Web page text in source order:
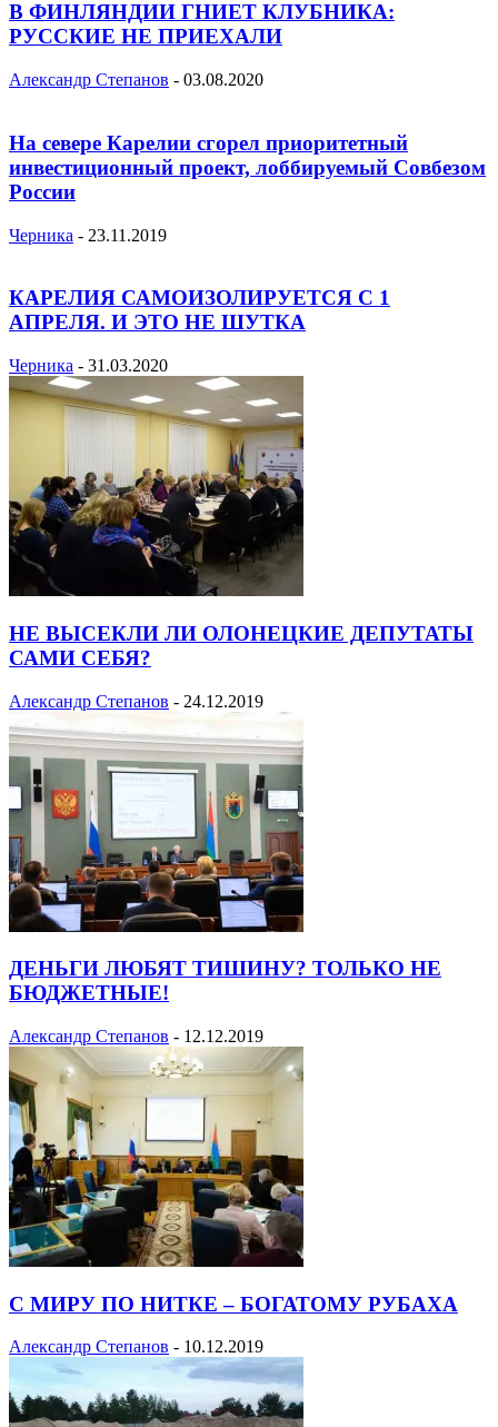
В ФИНЛЯНДИИ ГНИЕТ КЛУБНИКА:
РУССКИЕ НЕ ПРИЕХАЛИ
Александр Степанов - 03.08.2020
На севере Карелии сгорел приоритетный
инвестиционный проект, лоббируемый Совбезом
России
Черника - 23.11.2019
КАРЕЛИЯ САМОИЗОЛИРУЕТСЯ С 1
АПРЕЛЯ. И ЭТО НЕ ШУТКА
Черника - 31.03.2020
НЕ ВЫСЕКЛИ ЛИ ОЛОНЕЦКИЕ ДЕПУТАТЫ
САМИ СЕБЯ?
Александр Степанов - 24.12.2019
ДЕНЬГИ ЛЮБЯТ ТИШИНУ? ТОЛЬКО НЕ
БЮДЖЕТНЫЕ!
Александр Степанов - 12.12.2019
С МИРУ ПО НИТКЕ – БОГАТОМУ РУБАХА
Александр Степанов - 10.12.2019